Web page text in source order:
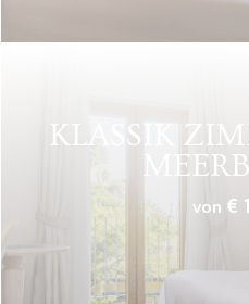
KLASSIK
von €